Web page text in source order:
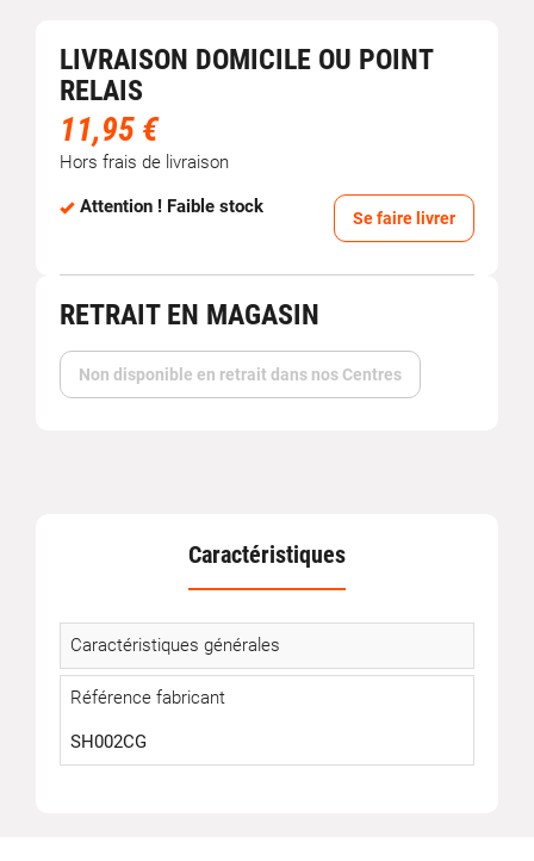
LIVRAISON DOMICILE OU POINT
RELAIS
11,95 €
Hors frais de livraison
Attention ! Faible stock
Se faire livrer
RETRAIT EN MAGASIN
Non disponible en retrait dans nos Centres
Caractéristiques
Caractéristiques générales
Référence fabricant
SH002CG